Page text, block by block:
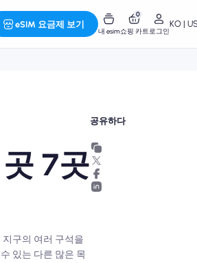
eSIM 요금제 보기
내 esim
0
쇼핑 카트로그인
KO |
7곳
구의 여러 구석을
있는 다른 많은 목
공유하다